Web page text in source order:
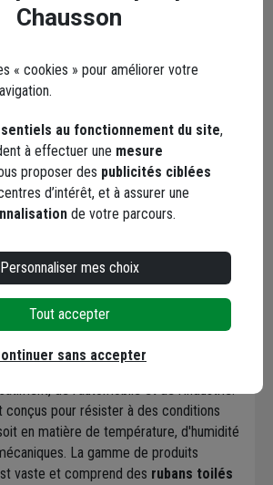
un fabricant derubans adhésifs
pour la qualité, la fiabilité et la
marché en se concentrant sur
de solutions adhésives adaptées
exigeants des professionnels. Loin des
Advance Tapes se spécialise dans
pour des applications techniques
de l'automobile et de l'industrie.
conçus pour résister à des conditions
en matière de température, d'humidité
La gamme de produits
vaste et comprend des rubans toilés
Chausson
« cookies » pour améliorer votre
au fonctionnement du site,
à effectuer une mesure
proposer des publicités ciblées
d’intérêt, et à assurer une
de votre parcours.
Personnaliser mes choix
Tout accepter
sans accepter